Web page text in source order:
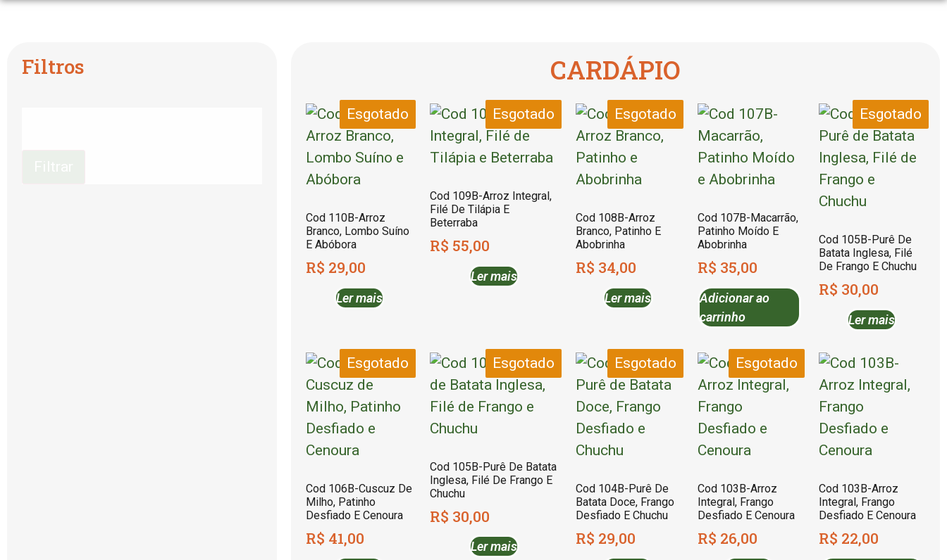
Filtros CARDÁPIO
Esgotado
Cod 110B-Arroz
Branco, Lombo Suíno
E Abóbora
R$ 29,00
Ler mais
Esgotado
Cod 109B-Arroz Integral,
Filé De Tilápia E
Beterraba
R$ 55,00
Ler mais
Esgotado
Cod 108B-Arroz
Branco, Patinho E
Abobrinha
R$ 34,00
Ler mais
Cod 107B-Macarrão,
Patinho Moído E
Abobrinha
R$ 35,00
Adicionar ao
carrinho
Esgotado
Cod 105B-Purê De
Batata Inglesa, Filé
De Frango E Chuchu
R$ 30,00
Ler mais
Esgotado
Cod 106B-Cuscuz De
Milho, Patinho
Desfiado E Cenoura
R$ 41,00
Esgotado
Cod 105B-Purê De Batata
Inglesa, Filé De Frango E
Chuchu
R$ 30,00
Ler mais
Esgotado
Cod 104B-Purê De
Batata Doce, Frango
Desfiado E Chuchu
R$ 29,00
Esgotado
Cod 103B-Arroz
Integral, Frango
Desfiado E Cenoura
R$ 26,00
Cod 103B-Arroz
Integral, Frango
Desfiado E Cenoura
R$ 22,00